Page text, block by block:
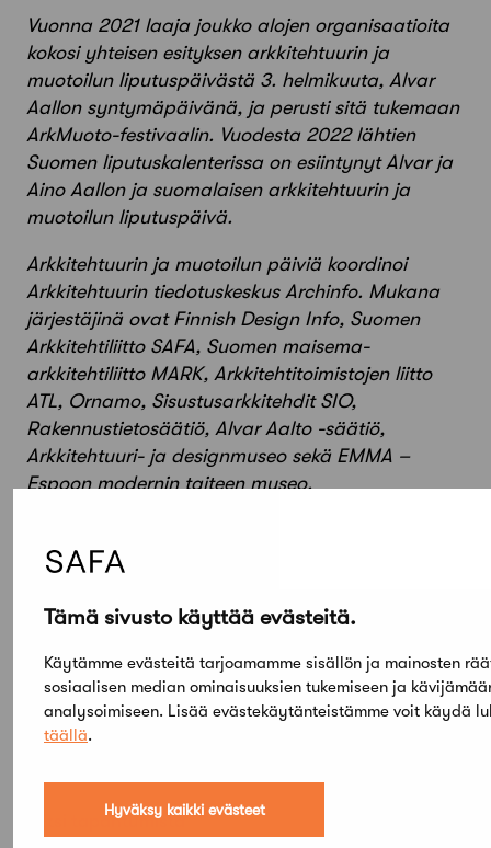
Tämä sivusto käyttää evästeitä.
Käytämme evästeitä tarjoamamme sisällön ja mainosten
sosiaalisen median ominaisuuksien tukemiseen ja
analysoimiseen. Lisää evästekäytänteistämme voit käydä
täällä.
Hyväksy kaikki evästeet
Vuonna 2021 laaja joukko alojen organisaatioita
kokosi yhteisen esityksen arkkitehtuurin ja
muotoilun liputuspäivästä 3. helmikuuta, Alvar
Aallon syntymäpäivänä, ja perusti sitä tukemaan
ArkMuoto-festivaalin. Vuodesta 2022 lähtien
Suomen liputuskalenterissa on esiintynyt Alvar ja
Aino Aallon ja suomalaisen arkkitehtuurin ja
muotoilun liputuspäivä.
Arkkitehtuurin ja muotoilun päiviä koordinoi
Arkkitehtuurin tiedotuskeskus Archinfo. Mukana
järjestäjinä ovat Finnish Design Info, Suomen
Arkkitehtiliitto SAFA, Suomen maisema-
arkkitehtiliitto MARK, Arkkitehtitoimistojen liitto
ATL, Ornamo, Sisustusarkkitehdit SIO,
Rakennustietosäätiö, Alvar Aalto -säätiö,
Arkkitehtuuri- ja designmuseo sekä EMMA –
Espoon modernin taiteen museo.
Elokuu,
Etsi tapahtumista